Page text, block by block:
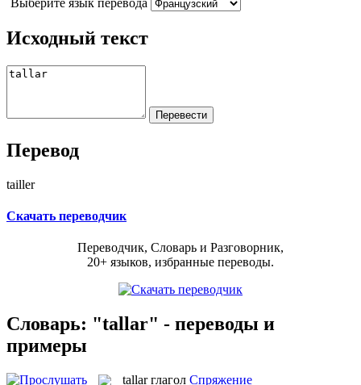
Исходный текст
Перевод
tailler
Скачать переводчик
Переводчик, Словарь и Разговорник,
20+ языков, избранные переводы.
Словарь: "tallar" - переводы и
примеры
tallar глагол Спряжение